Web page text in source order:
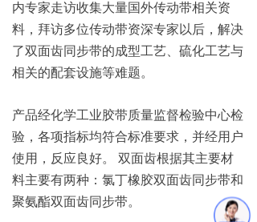
内专家走访收集大量国外传动带相关资
料，拜访多位传动带资深专家以后，解决
了双面齿同步带的成型工艺、硫化工艺与
相关的配套设施等难题。
产品经化学工业胶带质量监督检验中心检
验，各项指标均符合标准要求，并经用户
使用，反应良好。
双面齿根据其主要材
料主要有两种：氯丁橡胶双面齿同步带和
聚氨酯双面齿同步带。